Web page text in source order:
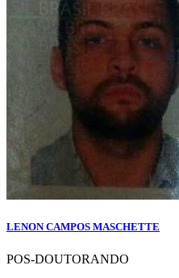
LENON CAMPOS MASCHETTE
POS-DOUTORANDO